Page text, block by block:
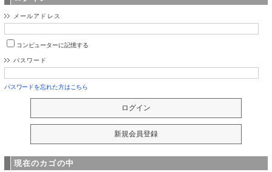
メールアドレス
コンピューターに記憶する
パスワード
パスワードを忘れた方はこちら
現在のカゴの中